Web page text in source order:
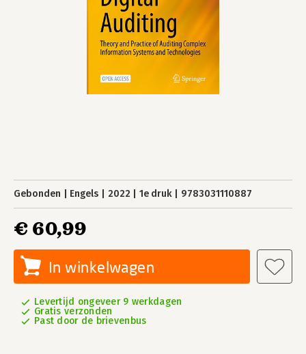
Gebonden Engels 2022 1e druk 9783031110887
€ 60,99
In winkelwagen
Levertijd ongeveer 9 werkdagen
Gratis verzonden
Past door de brievenbus